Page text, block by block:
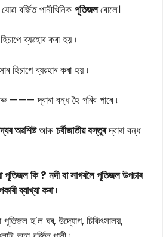
বৰ্জিত পানীখিনিক পূতিজলবোলে।
ব্যৱহাৰ কৰা হয় ৷
হিচাপে ব্যৱহাৰ কৰা হয় ৷
দ্বাৰা বন্ধ হৈ পৰিব পাৰে ৷
অৱশিষ্টআৰু চৰ্বীজাতীয় বস্তুৰদ্বাৰা বন্ধ
পূতিজল কি ? নদী বা সাগৰলৈ পূতিজল উপচাৰ
ব্যাখ্যা কৰা ৷
পূতিজল হ’ল ঘৰ, উদ্যোগ, চিকিৎসালয়,